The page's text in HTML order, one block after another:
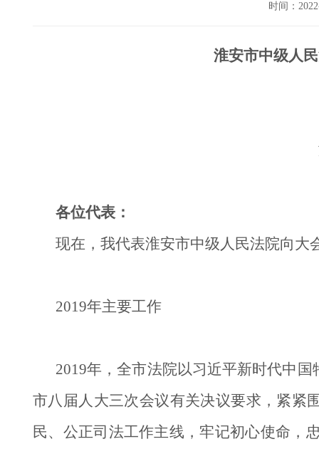
时间：
淮安市中级人
各位代表：
现在，我代表淮安市中级人民法院向大
2019年主要工作
2019年，全市法院以习近平新时代中
市八届人大三次会议有关决议要求，紧紧
民、公正司法工作主线，牢记初心使命，